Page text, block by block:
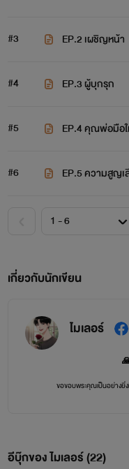
#3 EP.2 เผชิญหน้า
#4 EP.3 ผู้บุกรุก
#5 EP.4 คุณพ่อมือ
#6 EP.5 ความสูญเ
เกี่ยวกับนักเขียน
ไมเลอร์
ขอขอบพระคุณเป็นอย่างยิ่
อีบุ๊กของ ไมเลอร์ (22)